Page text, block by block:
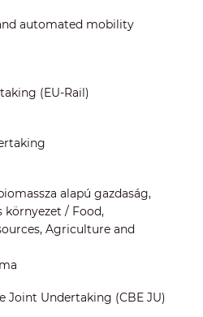
automated mobility
(EU-Rail)
alapú gazdaság,
környezet / Food,
Agriculture and
Joint Undertaking (CBE JU)